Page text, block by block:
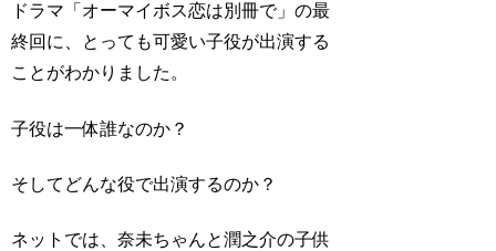
ドラマ「オーマイボス恋は別冊で」の最
終回に、とっても可愛い子役が出演する
ことがわかりました。
子役は一体誰なのか？
そしてどんな役で出演するのか？
ネットでは、奈未ちゃんと潤之介の子供